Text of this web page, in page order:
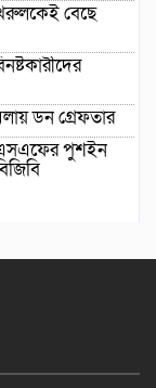
বেছে
ডন গ্রেফতার
পুশইন